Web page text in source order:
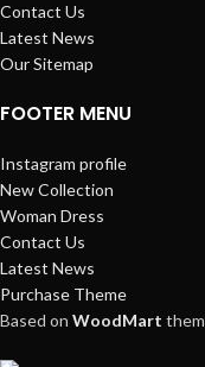
Contact Us
Latest News
Our Sitemap
FOOTER MENU
Instagram profile
New Collection
Woman Dress
Contact Us
Latest News
Purchase Theme
Based on WoodMart